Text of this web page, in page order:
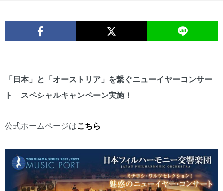
「日本」と「オーストリア」を繋ぐニューイヤーコンサー
ト スペシャルキャンペーン実施！
公式ホームページはこちら